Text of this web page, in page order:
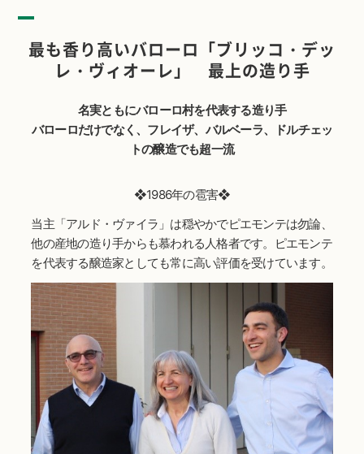
最も香り高いバローロ「ブリッコ・デッ
レ・ヴィオーレ」 最上の造り手
名実ともにバローロ村を代表する造り手
バローロだけでなく、フレイザ、バルベーラ、ドルチェッ
トの醸造でも超一流
❖1986年の雹害❖
当主「アルド・ヴァイラ」は穏やかでピエモンテは勿論、
他の産地の造り手からも慕われる人格者です。ピエモンテ
を代表する醸造家としても常に高い評価を受けています。